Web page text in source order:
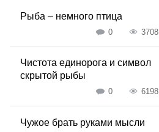
Рыба – немного птица
0 3708
Чистота единорога и символ
скрытой рыбы
0 6198
Чужое брать руками мысли